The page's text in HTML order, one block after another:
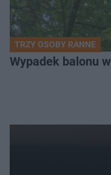
TRZY OSOBY RANNE
Wypadek balonu